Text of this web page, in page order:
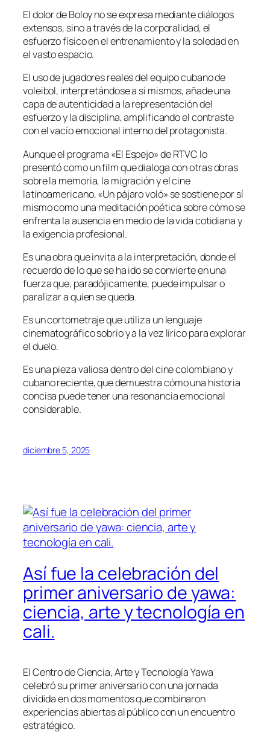
El dolor de Boloy no se expresa mediante diálogos
extensos, sino a través de la corporalidad, el
esfuerzo físico en el entrenamiento y la soledad en
el vasto espacio.
El uso de jugadores reales del equipo cubano de
voleibol, interpretándose a sí mismos, añade una
capa de autenticidad a la representación del
esfuerzo y la disciplina, amplificando el contraste
con el vacío emocional interno del protagonista.
Aunque el programa «El Espejo» de RTVC lo
presentó como un film que dialoga con otras obras
sobre la memoria, la migración y el cine
latinoamericano, «Un pájaro voló» se sostiene por sí
mismo como una meditación poética sobre cómo se
enfrenta la ausencia en medio de la vida cotidiana y
la exigencia profesional.
Es una obra que invita a la interpretación, donde el
recuerdo de lo que se ha ido se convierte en una
fuerza que, paradójicamente, puede impulsar o
paralizar a quien se queda.
Es un cortometraje que utiliza un lenguaje
cinematográfico sobrio y a la vez lírico para explorar
el duelo.
Es una pieza valiosa dentro del cine colombiano y
cubano reciente, que demuestra cómo una historia
concisa puede tener una resonancia emocional
considerable.
diciembre 5, 2025
Así fue la celebración del
primer aniversario de yawa:
ciencia, arte y tecnología en
cali.
El Centro de Ciencia, Arte y Tecnología Yawa
celebró su primer aniversario con una jornada
dividida en dos momentos que combinaron
experiencias abiertas al público con un encuentro
estratégico.